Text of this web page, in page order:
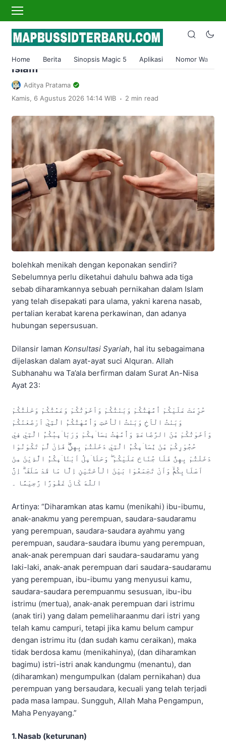
Home Berita Sinopsis Magic 5 Aplikasi Nomor Wa
Home›Agama
Bolehkah Menikah dengan Keponakan
Sendiri? Ini Jawabannya Menurut Syariat
Islam
Aditya Pratama
Kamis, 6 Agustus 2026 14:14 WIB . 2 min read
bolehkah menikah dengan keponakan sendiri?
Sebelumnya perlu diketahui dahulu bahwa ada tiga
sebab diharamkannya sebuah pernikahan dalam Islam
yang telah disepakati para ulama, yakni karena nasab,
pertalian kerabat karena perkawinan, dan adanya
hubungan sepersusuan.
Dilansir laman Konsultasi Syariah, hal itu sebagaimana
dijelaskan dalam ayat-ayat suci Alquran. Allah
Subhanahu wa Ta’ala berfirman dalam Surat An-Nisa
Ayat 23:
حُرِّمَتْ عَلَيْكُمْ اُمَّهٰتُكُمْ وَبَنٰتُكُمْ وَاَخَوٰتُكُمْ وَعَمّٰتُكُمْ وَخٰلٰتُكُمْ
وَبَنٰتُ الْاَخِ وَبَنٰتُ الْاُخْتِ وَاُمَّهٰتُكُمُ الّٰتِيْٓ اَرْضَعْنَكُمْ
وَاَخَوٰتُكُمْ مِّنَ الرَّضَاعَةِ وَاُمَّهٰتُ نِسَاۤىِٕكُمْ وَرَبَاۤىِٕبُكُمُ الّٰتِيْ فِيْ
حُجُوْرِكُمْ مِّنْ نِّسَاۤىِٕكُمُ الّٰتِيْ دَخَلْتُمْ بِهِنَّۖ فَاِنْ لَّمْ تَكُوْنُوْا
دَخَلْتُمْ بِهِنَّ فَلَا جُنَاحَ عَلَيْكُمْ ۖ وَحَلَاۤىِٕلُ اَبْنَاۤىِٕكُمُ الَّذِيْنَ مِنْ
اَصْلَابِكُمْۙ وَاَنْ تَجْمَعُوْا بَيْنَ الْاُخْتَيْنِ اِلَّا مَا قَدْ سَلَفَ ۗ اِنَّ
اللّٰهَ كَانَ غَفُوْرًا رَّحِيْمًا ۔
Artinya: “Diharamkan atas kamu (menikahi) ibu-ibumu,
anak-anakmu yang perempuan, saudara-saudaramu
yang perempuan, saudara-saudara ayahmu yang
perempuan, saudara-saudara ibumu yang perempuan,
anak-anak perempuan dari saudara-saudaramu yang
laki-laki, anak-anak perempuan dari saudara-saudaramu
yang perempuan, ibu-ibumu yang menyusui kamu,
saudara-saudara perempuanmu sesusuan, ibu-ibu
istrimu (mertua), anak-anak perempuan dari istrimu
(anak tiri) yang dalam pemeliharaanmu dari istri yang
telah kamu campuri, tetapi jika kamu belum campur
dengan istrimu itu (dan sudah kamu ceraikan), maka
tidak berdosa kamu (menikahinya), (dan diharamkan
bagimu) istri-istri anak kandungmu (menantu), dan
(diharamkan) mengumpulkan (dalam pernikahan) dua
perempuan yang bersaudara, kecuali yang telah terjadi
pada masa lampau. Sungguh, Allah Maha Pengampun,
Maha Penyayang.”
1. Nasab (keturunan)